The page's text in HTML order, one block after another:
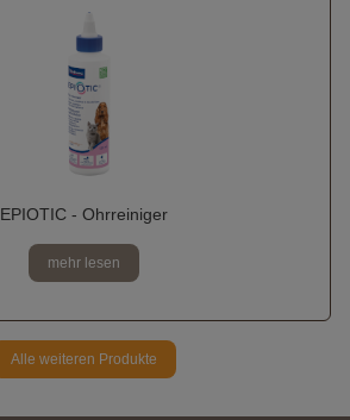
EPIOTIC - Ohrreiniger
mehr lesen
Alle weiteren Produkte